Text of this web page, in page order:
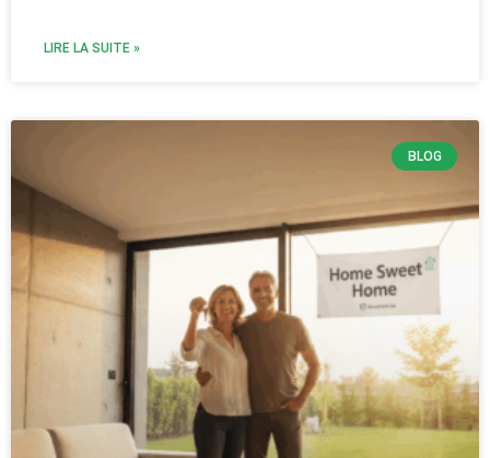
LIRE LA SUITE »
BLOG